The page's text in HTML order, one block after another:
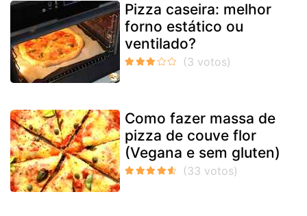
Pizza caseira: melhor
forno estático ou
ventilado?
Como fazer massa de
pizza de couve flor
(Vegana e sem gluten)